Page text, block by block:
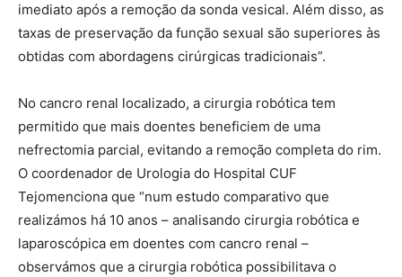
imediato após a remoção da sonda vesical. Além disso, as
taxas de preservação da função sexual são superiores às
obtidas com abordagens cirúrgicas tradicionais”.
No cancro renal localizado, a cirurgia robótica tem
permitido que mais doentes beneficiem de uma
nefrectomia parcial, evitando a remoção completa do rim.
O coordenador de Urologia do Hospital CUF
Tejomenciona que “num estudo comparativo que
realizámos há 10 anos – analisando cirurgia robótica e
laparoscópica em doentes com cancro renal –
observámos que a cirurgia robótica possibilitava o